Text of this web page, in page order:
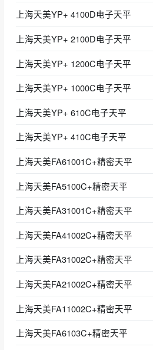
上海天美YP+ 4100D电子天平
上海天美YP+ 2100D电子天平
上海天美YP+ 1200C电子天平
上海天美YP+ 1000C电子天平
上海天美YP+ 610C电子天平
上海天美YP+ 410C电子天平
上海天美FA61001C+精密天平
上海天美FA5100C+精密天平
上海天美FA31001C+精密天平
上海天美FA41002C+精密天平
上海天美FA31002C+精密天平
上海天美FA21002C+精密天平
上海天美FA11002C+精密天平
上海天美FA6103C+精密天平